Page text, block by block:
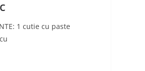
1 cutie cu paste